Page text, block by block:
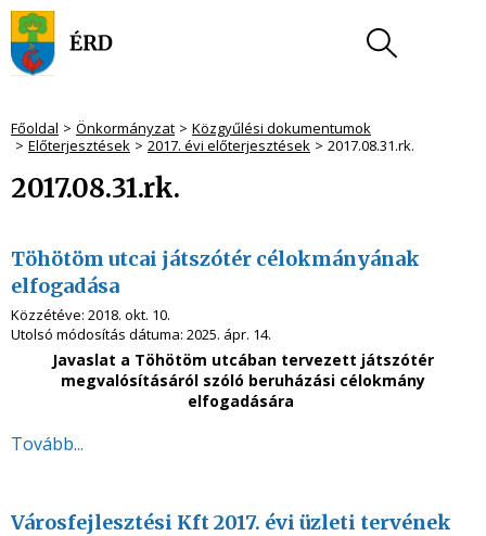
Főoldal Önkormányzat
Közgyűlési dokumentumok
Előterjesztések
2017. évi előterjesztések 2017.08.31.rk.
2017.08.31.rk.
Töhötöm utcai játszótér célokmányának
elfogadása
Közzétéve: 2018. okt. 10.
Utolsó módosítás dátuma: 2025. ápr. 14.
Javaslat a Töhötöm utcában tervezett játszótér
megvalósításáról szóló beruházási célokmány
elfogadására
Tovább...
Városfejlesztési Kft 2017. évi üzleti tervének